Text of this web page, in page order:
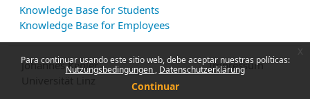
Para continuar usando este sitio web, debe aceptar nuestras políticas:
Nutzungsbedingungen Datenschutzerklärung
Continuar
Knowledge Base for Students
Knowledge Base for Employees
Johannes Kepler
Impressum